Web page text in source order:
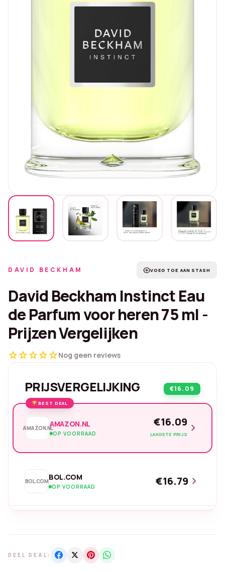
DAVID BECKHAM add_circleVOEG TOE AAN STASH
David Beckham Instinct Eau
de Parfum voor heren 75 ml -
Prijzen Vergelijken
starstarstarstarstarNog geen reviews
PRIJSVERGELIJKING €16.09
BEST DEAL
AMAZON.NLAMAZON.NL
OP VOORRAAD
€16.09
LAAGSTE PRIJS chevron_right
BOL.COMBOL.COM
OP VOORRAAD €16.79 chevron_right
DEEL DEAL: